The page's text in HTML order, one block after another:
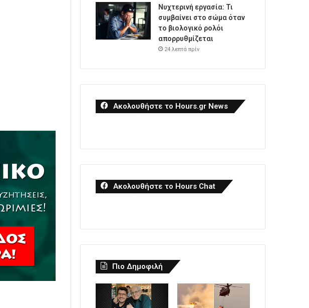
Νυχτερινή εργασία: Τι
συμβαίνει στο σώμα όταν
το βιολογικό ρολόι
απορρυθμίζεται
24 λεπτά πρίν
Ακολουθήστε το Hours.gr News
Ακολουθήστε το Hours Chat
Πιο Δημοφιλή